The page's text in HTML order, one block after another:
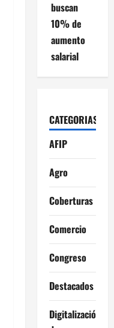
buscan
10% de
aumento
salarial
CATEGORIAS
AFIP
Agro
Coberturas
Comercio
Congreso
Destacados
Digitalización